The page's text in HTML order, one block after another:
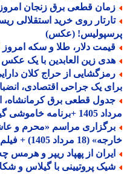
قطعی برق زنجان امروز یکشنبه 18 مرداد
روی خرید استقلالی ریسک
(عکس)
دلار، طلا و سکه امروز 18 مرداد 1405
زین العابدین با یک عکس
از حراج کلان
یک جراحی اقتصادی، انضباط
کنگاور، جوانرود، صحنه و...
مراسم «محرم و عاشورا
مرداد 1405) + فیلم
از پهپاد ریپر و هرمس چه
پروتیینی با گیلاس و شکلات